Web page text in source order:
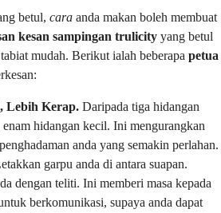
betul, cara anda makan boleh membuat
kesan sampingan trulicity yang betul
mudah. Berikut ialah beberapa petua
Lebih Kerap. Daripada tiga hidangan
enam hidangan kecil. Ini mengurangkan
anda yang semakin perlahan.
garpu anda di antara suapan.
dengan teliti. Ini memberi masa kepada
berkomunikasi, supaya anda dapat